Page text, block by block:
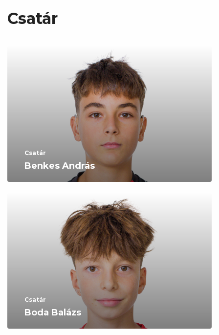
Csatár
Csatár
Benkes András
Csatár
Boda Balázs